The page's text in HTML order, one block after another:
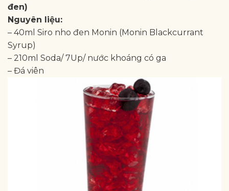
đen)
Nguyên liệu:
– 40ml Siro nho đen Monin (Monin Blackcurrant
Syrup)
– 210ml Soda/ 7Up/ nước khoáng có ga
– Đá viên